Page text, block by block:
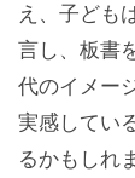
え、子ども
言し、板書
代のイメー
実感してい
るかもしれ